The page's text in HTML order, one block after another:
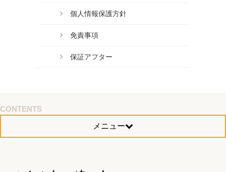
個人情報保護方針
免責事項
保証アフター
CONTENTS
メニュー